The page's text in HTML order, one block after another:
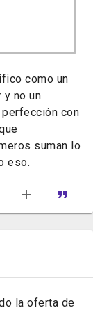
como un
y no un
con
suman lo
eso.
la oferta de